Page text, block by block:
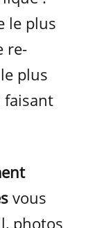
le plus
re-
plus
faisant
vous
photos